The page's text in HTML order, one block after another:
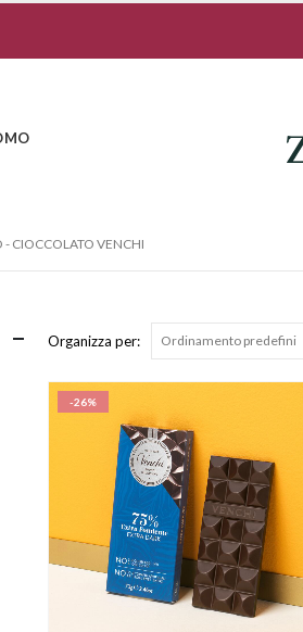
- CIOCCOLATO VENCHI
Organizza per:
-26%